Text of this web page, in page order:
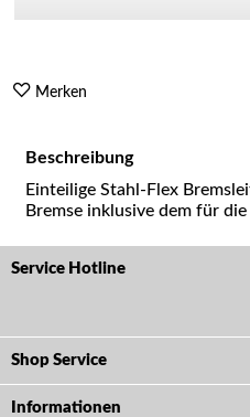
Merken
Beschreibung
Einteilige Stahl-Flex
Bremse inklusive dem für
Service Hotline
Shop Service
Informationen